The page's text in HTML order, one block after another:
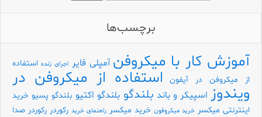
برچسب‌ها
آموزش کار با میکروفن آمپلی فایر اجرای زنده استفاده
از میکروفن در آیفون
استفاده از میکروفن در
ویندوز اسپیکر و باند بلندگو بلندگو اکتیو بلندگو پسیو خرید
اینترنتی میکسر خرید میکروفون خرید میکسر راهنمای خرید رکوردر رکوردر صدا